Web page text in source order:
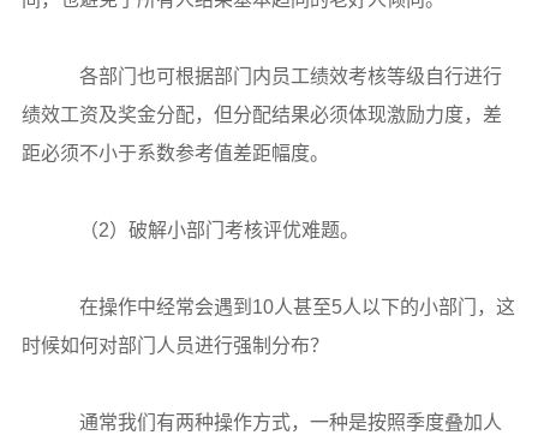
各部门也可根据部门内员工绩效考核等级自行进行
绩效工资及奖金分配，但分配结果必须体现激励力度，差
距必须不小于系数参考值差距幅度。
（2）破解小部门考核评优难题。
在操作中经常会遇到10人甚至5人以下的小部门，这
时候如何对部门人员进行强制分布？
通常我们有两种操作方式，一种是按照季度叠加人